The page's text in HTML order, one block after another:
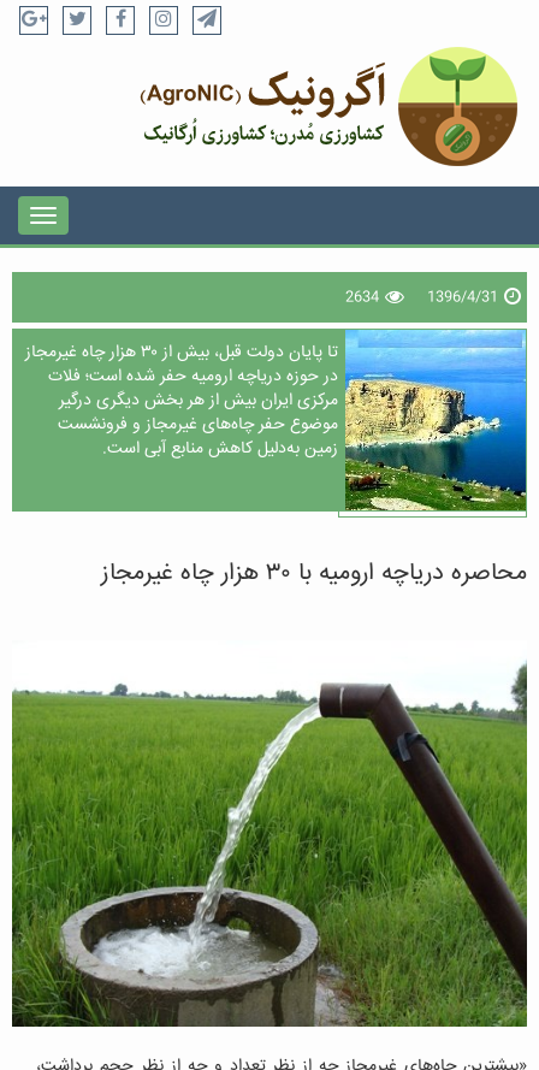
1396/4/31
2634
تا پایان دولت قبل،‌ بیش از ۳۰‌ هزار چاه غیرمجاز
در حوزه دریاچه ارومیه حفر شده است؛ فلات
مرکزی ایران بیش از هر بخش دیگری درگیر
موضوع حفر چاه‌های غیرمجاز و فرونشست
زمین به‌دلیل کاهش منابع آبی است.
محاصره دریاچه ارومیه با ۳۰ هزار چاه غیرمجاز